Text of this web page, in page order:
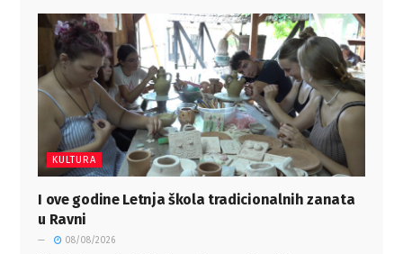
KULTURA
I ove godine Letnja škola tradicionalnih zanata
u Ravni
08/08/2026